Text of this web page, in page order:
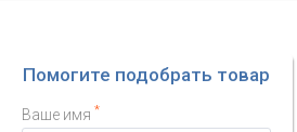
Помогите подобрать товар
Ваше имя *